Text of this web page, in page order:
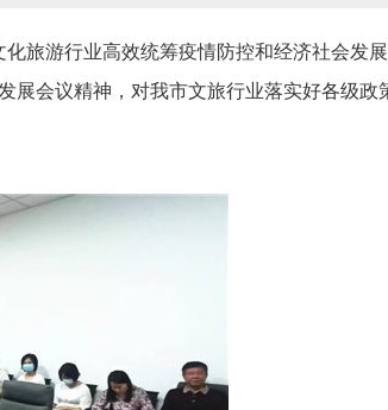
旅游行业高效统筹疫情防控和经济社会发
展会议精神，对我市文旅行业落实好各级政